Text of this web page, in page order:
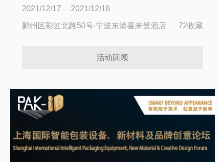
届）
2021/12/17 —2021/12/18
鄞州区彩虹北路50号-宁波东港喜来登酒店 72收藏
活动回顾